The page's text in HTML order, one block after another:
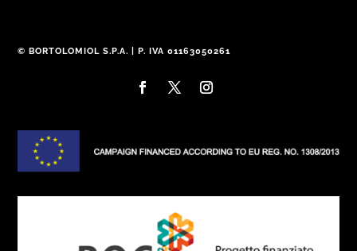
© BORTOLOMIOL S.P.A. | P. IVA 01163050261